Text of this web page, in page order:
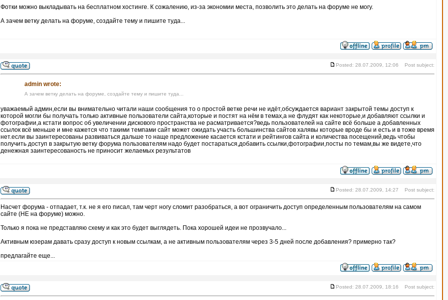
Фотки можно выкладывать на бесплатном хостинге. К сожалению, из-за экономии места, позволить это делать на форуме не могу.
А зачем ветку делать на форуме, создайте тему и пишите туда...
Posted: 28.07.2009, 12:06 Post subject:
admin wrote:
А зачем ветку делать на форуме, создайте тему и пишите туда...
уважаемый админ,если вы внимательно читали наши сообщения то о простой ветке речи не идёт,обсуждается вариант закрытой темы доступ к
которой могли бы получать только активные пользователи сайта,которые и постят на нём в темах,а не флудят как некоторые,и добавляют ссылки и
фотографии,а кстати вопрос об увеличении дискового пространства не расматривается?ведь пользователей на сайте всё больше а добавленных
ссылок всё меньше и мне кажется что такими темпами сайт может ожидать участь большинства сайтов халявы которые вроде бы и есть и в тоже время
нет.если вы заинтересованы развиваться дальше то наще предложение касается кстати и рейтингов сайта и количества посещений,ведь чтобы
получить доступ в закрытую ветку форума пользователям надо будет постараться,добавить ссылки,фотографии,посты по темам,вы же видете,что
денежная заинтересованость не приносит желаемых результатов
Posted: 28.07.2009, 14:27 Post subject:
Насчет форума - отпадает, т.к. не я его писал, там черт ногу сломит разобраться, а вот ограничить доступ определенным пользователям на самом
сайте (НЕ на форуме) можно.
Только я пока не представляю схему и как это будет выглядеть. Пока хорошей идеи не прозвучало...
Активным юзерам давать сразу доступ к новым ссылкам, а не активным пользователям через 3-5 дней после добавления? примерно так?
предлагайте еще...
Posted: 28.07.2009, 18:16 Post subject: